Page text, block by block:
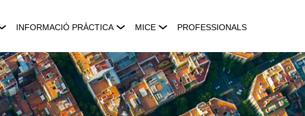
INFORMACIÓ PRÀCTICA MICE PROFESSIONALS